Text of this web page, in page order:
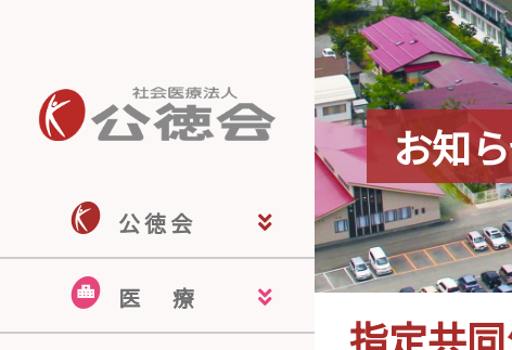
公 徳 会
公徳会ホーム
公徳会について
来院される皆さま
医療関係の皆さま
地域の皆さま
採用情報
医 療
お知
指定共